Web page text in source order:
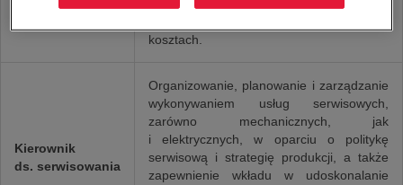
kosztach.
Kierownik
ds. serwisowania
Organizowanie, planowanie i zarządzanie
wykonywaniem usług serwisowych,
zarówno mechanicznych, jak
i elektrycznych, w oparciu o politykę
serwisową i strategię produkcji, a także
zapewnienie wkładu w udoskonalanie